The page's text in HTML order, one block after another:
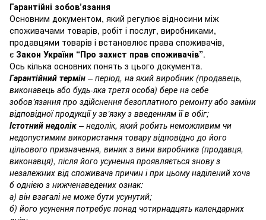
Гарантійні зобов’язання
Основним документом, який регулює відносини між
споживачами товарів, робіт і послуг, виробниками,
продавцями товарів і встановлює права споживачів,
є Закон України “Про захист прав споживачів”.
Ось кілька основних понять з цього документа.
Гарантійний термін – період, на який виробник (продавець,
виконавець або будь-яка третя особа) бере на себе
зобов’язання про здійснення безоплатного ремонту або заміни
відповідної продукції у зв’язку з введенням її в обіг;
Істотний недолік – недолік, який робить неможливим чи
недопустимим використання товару відповідно до його
цільового призначення, виник з вини виробника (продавця,
виконавця), після його усунення проявляється знову з
незалежних від споживача причин і при цьому наділений хоча
б однією з нижченаведених ознак:
а) він взагалі не може бути усунутий;
б) його усунення потребує понад чотирнадцять календарних